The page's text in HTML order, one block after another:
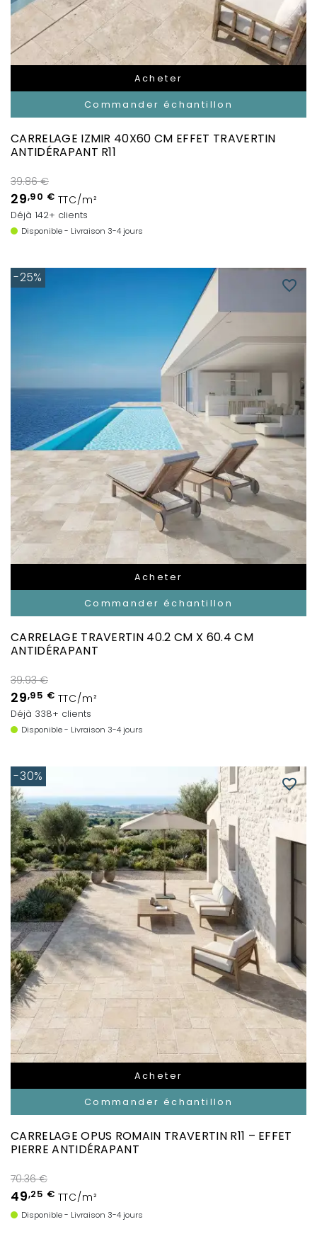
Acheter
Commander échantillon
CARRELAGE IZMIR 40X60 CM EFFET TRAVERTIN
ANTIDÉRAPANT R11
39.86 €
29,90 € TTC/m²
Déjà 142+ clients
Disponible - Livraison 3-4 jours
Acheter
Commander échantillon
favorite_border
CARRELAGE TRAVERTIN 40.2 CM X 60.4 CM
ANTIDÉRAPANT
39.93 €
29,95 € TTC/m²
Déjà 338+ clients
Disponible - Livraison 3-4 jours
-25%
Acheter
Commander échantillon
favorite_border
CARRELAGE OPUS ROMAIN TRAVERTIN R11 – EFFET
PIERRE ANTIDÉRAPANT
70.36 €
49,25 € TTC/m²
Disponible - Livraison 3-4 jours
-30%